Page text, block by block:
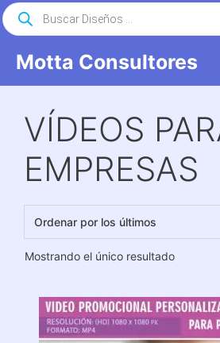
Saltar
al
Motta Consultores
Búsqueda
de
productos
VÍDEOS
EMPRESAS
Mostrando el único resultado